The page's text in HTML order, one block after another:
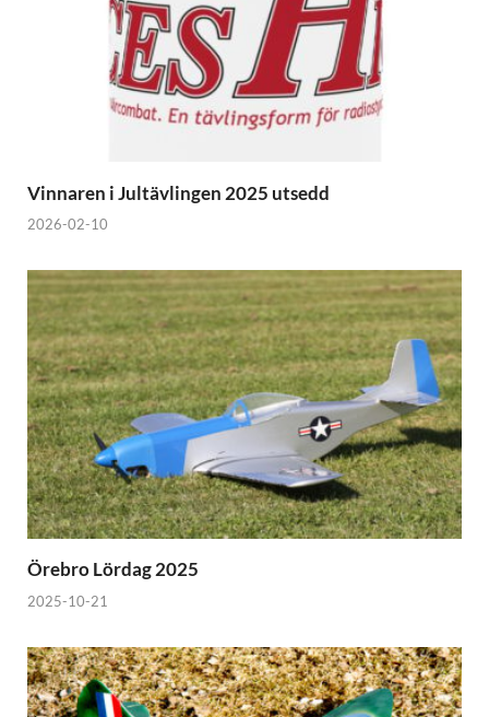
Vinnaren i Jultävlingen 2025 utsedd
2026-02-10
Örebro Lördag 2025
2025-10-21